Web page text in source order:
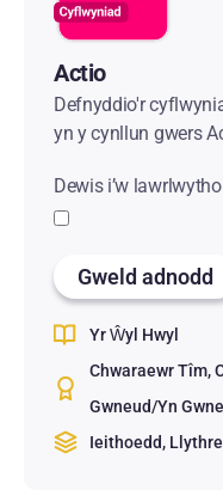
Actio
Defnyddio'r
yn y cynllun gwers
Dewis i’w lawrlwytho
Gweld adnodd
Yr Ŵyl Hwyl
Chwaraewr Tîm
Gwneud/Yn
Ieithoedd,